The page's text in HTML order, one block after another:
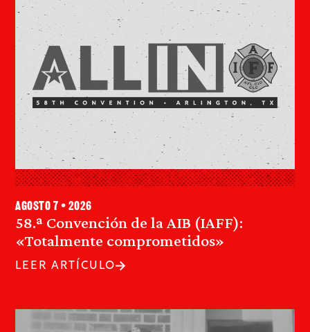
58.ª Convención de la AIB (IAFF):
«Totalmente comprometidos»
agosto 7 • 2026
LEER ARTÍCULO